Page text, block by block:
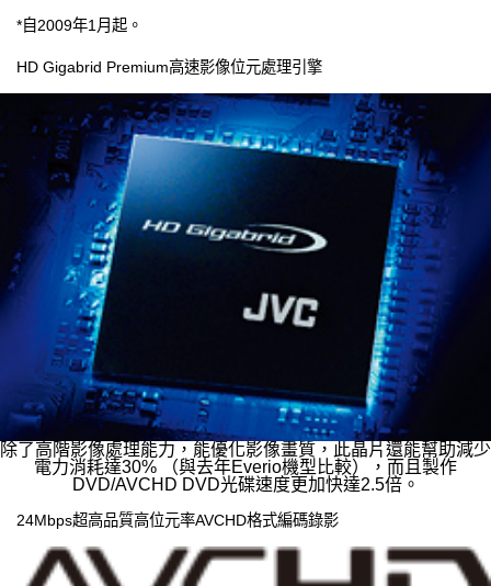
*自2009年1月起。
HD Gigabrid Premium高速影像位元處理引擎
除了高階影像處理能力，能優化影像畫質，此晶片還能幫助減少
電力消耗達30% （與去年Everio機型比較），而且製作
DVD/AVCHD DVD光碟速度更加快達2.5倍。
24Mbps超高品質高位元率AVCHD格式編碼錄影